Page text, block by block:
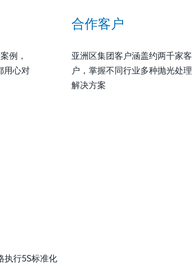
例，
用心对
合作客户
亚洲区集团客户涵盖约两千家客
户，掌握不同行业多种抛光处理
解决方案
执行5S标准化